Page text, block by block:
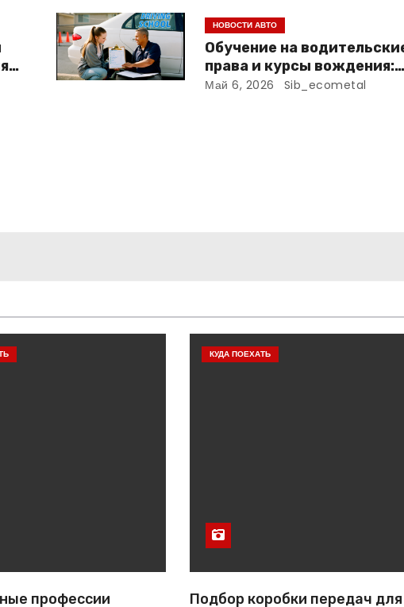
НОВОСТИ АВТО
Обучение на
права и курсы вождения:
программа, сроки и
Май 6, 2026 Sib_ecometal
профессии
КУДА ПОЕХАТЬ
Подбор коробки передач для